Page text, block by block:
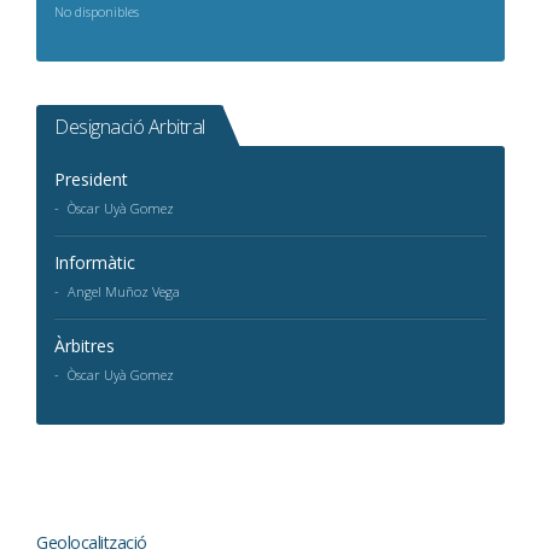
No disponibles
Designació Arbitral
President
Òscar Uyà Gomez
Informàtic
Angel Muñoz Vega
Àrbitres
Òscar Uyà Gomez
Geolocalització